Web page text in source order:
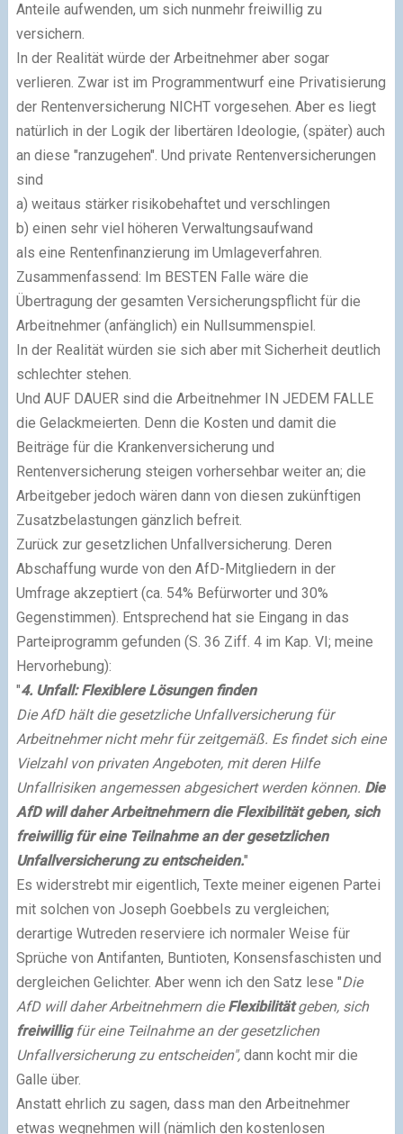
Anteile aufwenden, um sich nunmehr freiwillig zu
versichern.
In der Realität würde der Arbeitnehmer aber sogar
verlieren. Zwar ist im Programmentwurf eine Privatisierung
der Rentenversicherung NICHT vorgesehen. Aber es liegt
natürlich in der Logik der libertären Ideologie, (später) auch
an diese "ranzugehen". Und private Rentenversicherungen
sind
a) weitaus stärker risikobehaftet und verschlingen
b) einen sehr viel höheren Verwaltungsaufwand
als eine Rentenfinanzierung im Umlageverfahren.
Zusammenfassend: Im BESTEN Falle wäre die
Übertragung der gesamten Versicherungspflicht für die
Arbeitnehmer (anfänglich) ein Nullsummenspiel.
In der Realität würden sie sich aber mit Sicherheit deutlich
schlechter stehen.
Und AUF DAUER sind die Arbeitnehmer IN JEDEM FALLE
die Gelackmeierten. Denn die Kosten und damit die
Beiträge für die Krankenversicherung und
Rentenversicherung steigen vorhersehbar weiter an; die
Arbeitgeber jedoch wären dann von diesen zukünftigen
Zusatzbelastungen gänzlich befreit.
Zurück zur gesetzlichen Unfallversicherung. Deren
Abschaffung wurde von den AfD-Mitgliedern in der
Umfrage akzeptiert (ca. 54% Befürworter und 30%
Gegenstimmen). Entsprechend hat sie Eingang in das
Parteiprogramm gefunden (S. 36 Ziff. 4 im Kap. VI; meine
Hervorhebung):
"4. Unfall: Flexiblere Lösungen finden
Die AfD hält die gesetzliche Unfallversicherung für
Arbeitnehmer nicht mehr für zeitgemäß. Es findet sich eine
Vielzahl von privaten Angeboten, mit deren Hilfe
Unfallrisiken angemessen abgesichert werden können. Die
AfD will daher Arbeitnehmern die Flexibilität geben, sich
freiwillig für eine Teilnahme an der gesetzlichen
Unfallversicherung zu entscheiden."
Es widerstrebt mir eigentlich, Texte meiner eigenen Partei
mit solchen von Joseph Goebbels zu vergleichen;
derartige Wutreden reserviere ich normaler Weise für
Sprüche von Antifanten, Buntioten, Konsensfaschisten und
dergleichen Gelichter. Aber wenn ich den Satz lese "Die
AfD will daher Arbeitnehmern dieFlexibilitätgeben, sich
freiwilligfür eine Teilnahme an der gesetzlichen
Unfallversicherung zu entscheiden", dann kocht mir die
Galle über.
Anstatt ehrlich zu sagen, dass man den Arbeitnehmer
etwas wegnehmen will (nämlich den kostenlosen